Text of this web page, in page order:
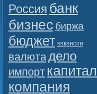
Россия банк
бизнес биржа
бюджет вакансии
валютадело
импорт капитал
компания